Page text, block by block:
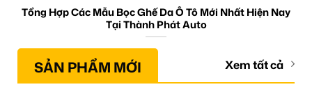
Tổng Hợp Các Mẫu Bọc Ghế Da Ô Tô Mới Nhất Hiện Nay
Tại Thành Phát Auto
SẢN PHẨM MỚI Xem tất cả